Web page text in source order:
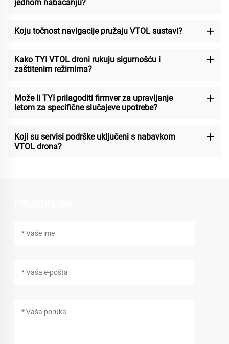
jednom nabacanju?
Koju točnost navigacije pružaju VTOL sustavi?
Kako TYI VTOL droni rukuju sigurnošću i
zaštitenim režimima?
Može li TYI prilagoditi firmver za upravljanje
letom za specifične slučajeve upotrebe?
Koji su servisi podrške uključeni s nabavkom
VTOL drona?